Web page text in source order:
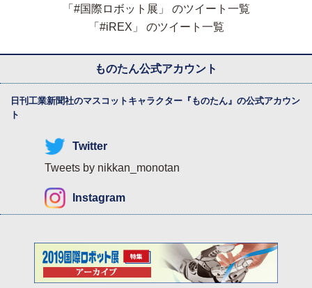
「#国際ロボット展」 のツイート一覧
「#iREX」 のツイート一覧
ものたん公式アカウント
日刊工業新聞社のマスコットキャラクター『 ものたん 』の公式アカウン
ト
Twitter
Tweets by nikkan_monotan
Instagram